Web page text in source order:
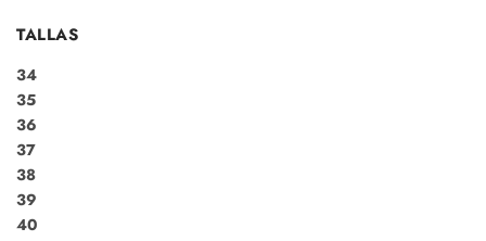
TALLAS
34
35
36
37
38
39
40